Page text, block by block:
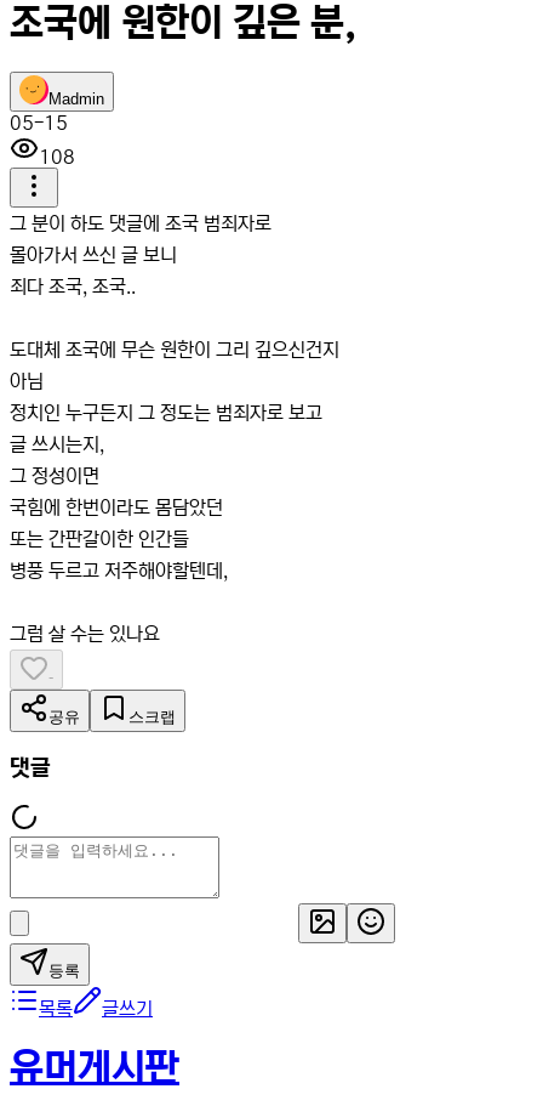
조국에 원한이 깊은 분,
Madmin
05-15
108
그 분이 하도 댓글에 조국 범죄자로
몰아가서 쓰신 글 보니
죄다 조국, 조국..
도대체 조국에 무슨 원한이 그리 깊으신건지
아님
정치인 누구든지 그 정도는 범죄자로 보고
글 쓰시는지,
그 정성이면
국힘에 한번이라도 몸담았던
또는 간판갈이한 인간들
병풍 두르고 저주해야할텐데,
그럼 살 수는 있나요
-
공유 스크랩
댓글
등록
목록 글쓰기
유머게시판